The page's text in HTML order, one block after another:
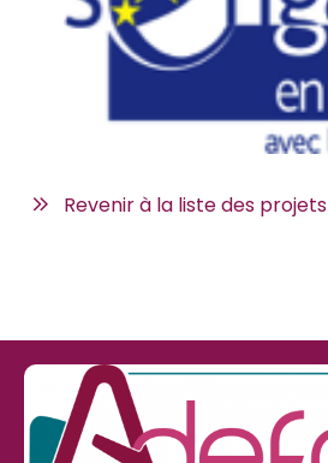
Revenir à la liste des projets